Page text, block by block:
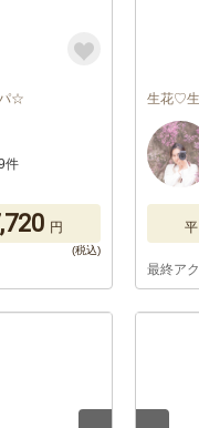
☆
件
円
生花♡
最終ア